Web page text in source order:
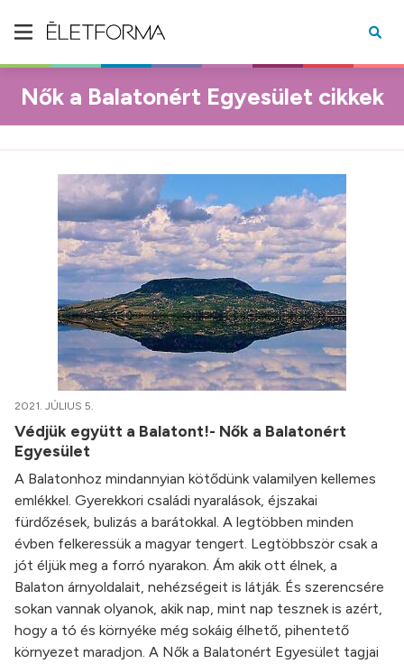
Nők a Balatonért Egyesület cikkek
2021. JÚLIUS 5.
Védjük együtt a Balatont!- Nők a Balatonért
Egyesület
A Balatonhoz mindannyian kötődünk valamilyen kellemes
emlékkel. Gyerekkori családi nyaralások, éjszakai
fürdőzések, bulizás a barátokkal. A legtöbben minden
évben felkeressük a magyar tengert. Legtöbbször csak a
jót éljük meg a forró nyarakon. Ám akik ott élnek, a
Balaton árnyoldalait, nehézségeit is látják. És szerencsére
sokan vannak olyanok, akik nap, mint nap tesznek is azért,
hogy a tó és környéke még sokáig élhető, pihentető
környezet maradjon. A Nők a Balatonért Egyesület tagjai